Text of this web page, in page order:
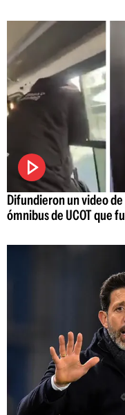
Difundieron un video
ómnibus de UCOT que